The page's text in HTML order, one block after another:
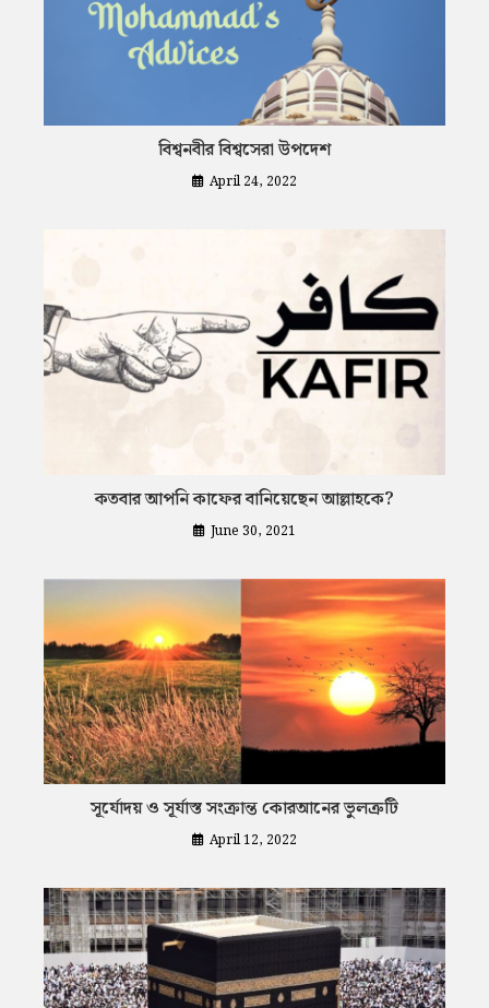
বিশ্বনবীর বিশ্বসেরা উপদেশ
April 24, 2022
কতবার আপনি কাফের বানিয়েছেন আল্লাহকে?
June 30, 2021
সূর্যোদয় ও সূর্যাস্ত সংক্রান্ত কোরআনের ভুলত্রুটি
April 12, 2022